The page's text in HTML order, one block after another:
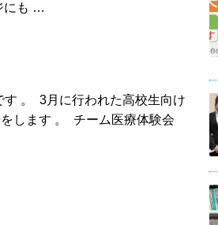
にも …
。 3月に行われた高校生向け
します 。 チーム医療体験会